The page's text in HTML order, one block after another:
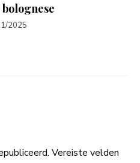
2025
Vereiste velden